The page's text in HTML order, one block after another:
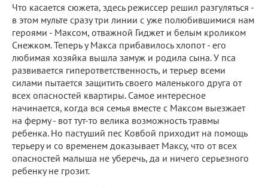
Что касается сюжета, здесь режиссер решил разгуляться -
в этом мульте сразу три линии с уже полюбившимися нам
героями - Максом, отважной Гиджет и белым кроликом
Снежком. Теперь у Макса прибавилось хлопот - его
любимая хозяйка вышла замуж и родила сына. У пса
развивается гиперответственность, и терьер всеми
силами пытается защитить своего маленького друга от
всех опасностей квартиры. Самое интересное
начинается, когда вся семья вместе с Максом выезжает
на ферму - вот тут-то велика возможность травмы
ребенка. Но пастуший пес Ковбой приходит на помощь
терьеру и со временем доказывает Максу, что от всех
опасностей малыша не уберечь, да и ничего серьезного
ребенку не грозит.